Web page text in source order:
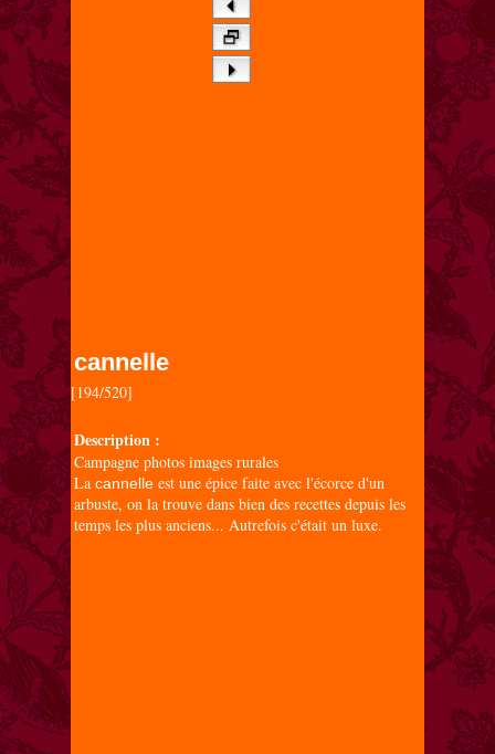
cannelle
[194/520]
Description :
Campagne photos images rurales
Lacannelle est une épice faite avec l'écorce d'un
arbuste, on la trouve dans bien des recettes depuis les
temps les plus anciens... Autrefois c'était un luxe.